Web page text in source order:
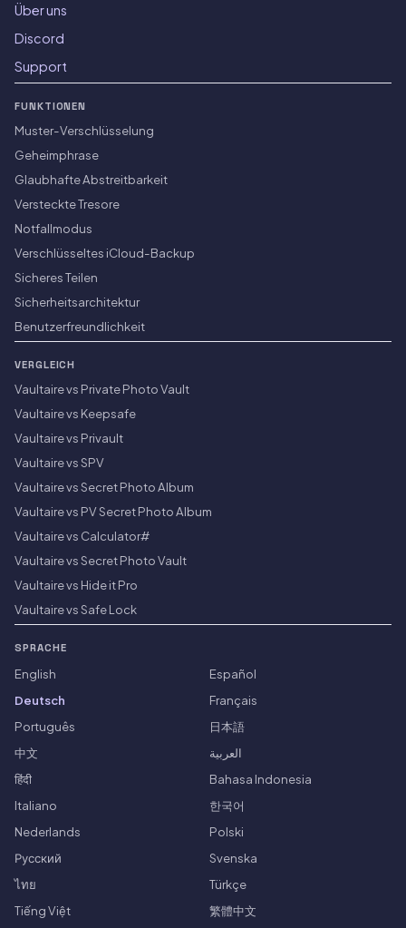
Über uns
Discord
Support
FUNKTIONEN
Muster-Verschlüsselung
Geheimphrase
Glaubhafte Abstreitbarkeit
Versteckte Tresore
Notfallmodus
Verschlüsseltes iCloud-Backup
Sicheres Teilen
Sicherheitsarchitektur
Benutzerfreundlichkeit
VERGLEICH
Vaultaire vs Private Photo Vault
Vaultaire vs Keepsafe
Vaultaire vs Privault
Vaultaire vs SPV
Vaultaire vs Secret Photo Album
Vaultaire vs PV Secret Photo Album
Vaultaire vs Calculator#
Vaultaire vs Secret Photo Vault
Vaultaire vs Hide it Pro
Vaultaire vs Safe Lock
SPRACHE
English
Español
Deutsch
Français
Português
日本語
中文
العربية
हिंदी
Bahasa Indonesia
Italiano
한국어
Nederlands
Polski
Русский
Svenska
ไทย
Türkçe
Tiếng Việt
繁體中文